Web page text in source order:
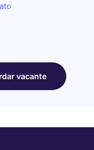
vacante